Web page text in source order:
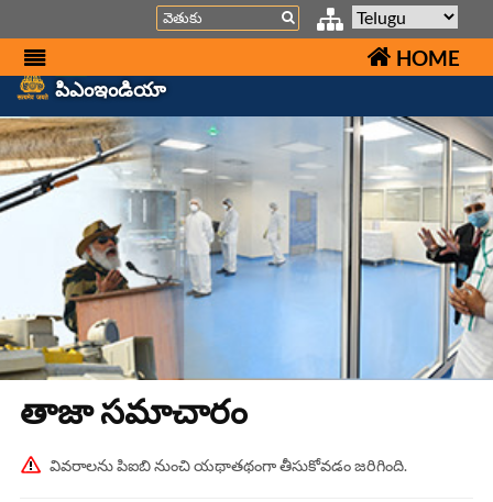
Search
HOME
పిఎంఇండియా
తాజా స‌మాచారం
వివరాలను పిఐబి నుంచి యథాతథంగా తీసుకోవడం జరిగింది.